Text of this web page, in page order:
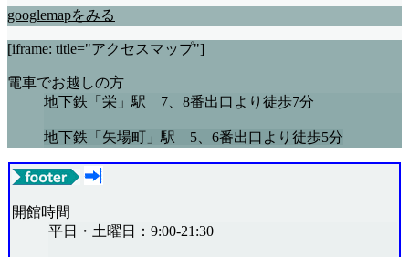
googlemapをみる
[iframe: title="アクセスマップ"]
電車でお越しの方
地下鉄「栄」駅 7、8番出口より徒歩7分
地下鉄「矢場町」駅 5、6番出口より徒歩5分
開館時間
平日・土曜日：9:00-21:30